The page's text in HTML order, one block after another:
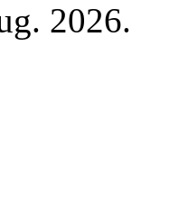
2026.